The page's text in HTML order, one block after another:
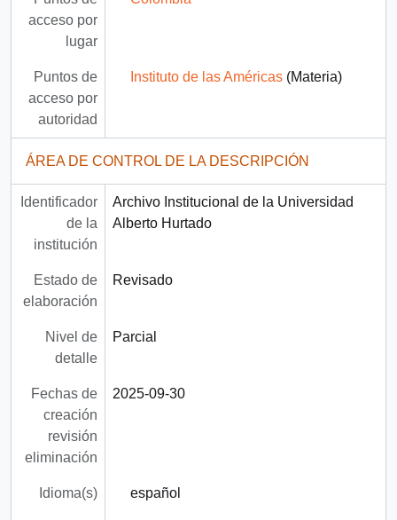
acceso por
lugar
Puntos de
acceso por
autoridad
Instituto de las Américas(Materia)
ÁREA DE CONTROL DE LA DESCRIPCIÓN
Identificador
de la
institución
Archivo Institucional de la Universidad
Alberto Hurtado
Estado de
elaboración
Revisado
Nivel de
detalle
Parcial
Fechas de
creación
revisión
eliminación
2025-09-30
Idioma(s) español